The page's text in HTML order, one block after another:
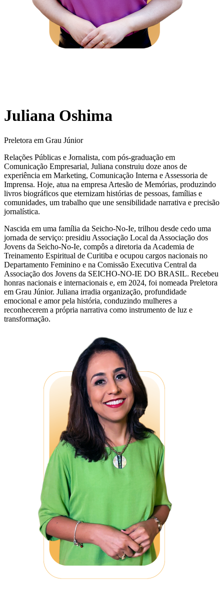
Juliana Oshima
Preletora em Grau Júnior
Relações Públicas e Jornalista, com pós-graduação em
Comunicação Empresarial, Juliana construiu doze anos de
experiência em Marketing, Comunicação Interna e Assessoria de
Imprensa. Hoje, atua na empresa Artesão de Memórias, produzindo
livros biográficos que eternizam histórias de pessoas, famílias e
comunidades, um trabalho que une sensibilidade narrativa e precisão
jornalística.
Nascida em uma família da Seicho-No-Ie, trilhou desde cedo uma
jornada de serviço: presidiu Associação Local da Associação dos
Jovens da Seicho-No-Ie, compôs a diretoria da Academia de
Treinamento Espiritual de Curitiba e ocupou cargos nacionais no
Departamento Feminino e na Comissão Executiva Central da
Associação dos Jovens da SEICHO-NO-IE DO BRASIL. Recebeu
honras nacionais e internacionais e, em 2024, foi nomeada Preletora
em Grau Júnior. Juliana irradia organização, profundidade
emocional e amor pela história, conduzindo mulheres a
reconhecerem a própria narrativa como instrumento de luz e
transformação.